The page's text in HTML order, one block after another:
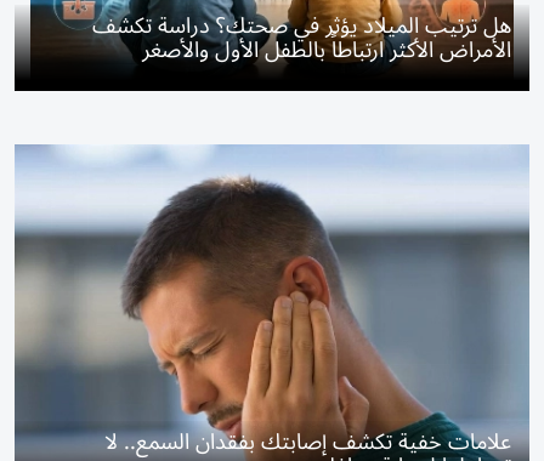
هل ترتيب الميلاد يؤثر في صحتك؟ دراسة تكشف
الأمراض الأكثر ارتباطاً بالطفل الأول والأصغر
علامات خفية تكشف إصابتك بفقدان السمع.. لا